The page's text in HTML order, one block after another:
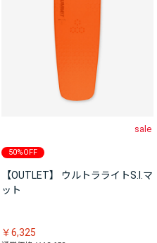
sale
50%OFF
【OUTLET】 ウルトラライトS.I.マ
ット
￥6,325